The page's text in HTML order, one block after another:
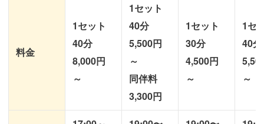
料金
1セット
40分
8,000円
～
1セット
40分
5,500円
～
同伴料
3,300円
1セット
30分
4,500円
～
1セ
40分
～